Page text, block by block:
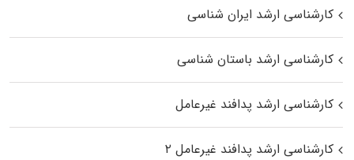
کارشناسی ارشد ایران شناسی
کارشناسی ارشد باستان شناسی
کارشناسی ارشد پدافند غیرعامل
کارشناسی ارشد پدافند غیرعامل ۲